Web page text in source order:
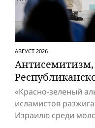
АВГУСТ 2026
«Красно-зеленый
исламистов
Израилю среди